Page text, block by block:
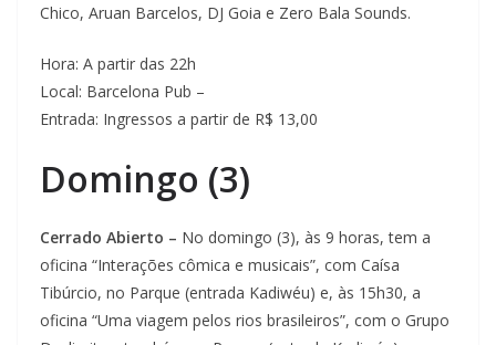
Chico, Aruan Barcelos, DJ Goia e Zero Bala Sounds.
Hora: A partir das 22h
Local: Barcelona Pub –
Entrada: Ingressos a partir de R$ 13,00
Domingo (3)
Cerrado Abierto – No domingo (3), às 9 horas, tem a
oficina “Interações cômica e musicais”, com Caísa
Tibúrcio, no Parque (entrada Kadiwéu) e, às 15h30, a
oficina “Uma viagem pelos rios brasileiros”, com o Grupo